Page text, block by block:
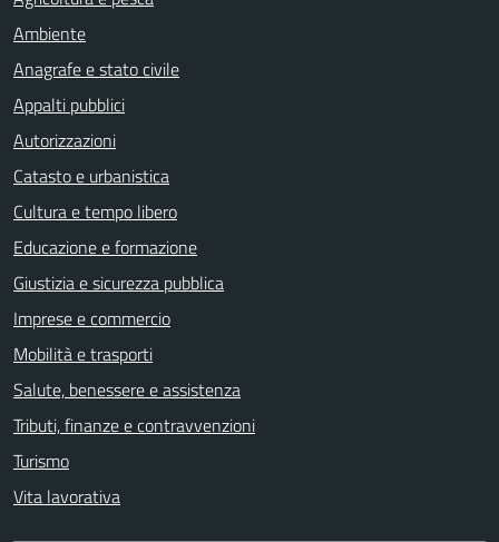
Ambiente
Anagrafe e stato civile
Appalti pubblici
Autorizzazioni
Catasto e urbanistica
Cultura e tempo libero
Educazione e formazione
Giustizia e sicurezza pubblica
Imprese e commercio
Mobilità e trasporti
Salute, benessere e assistenza
Tributi, finanze e contravvenzioni
Turismo
Vita lavorativa